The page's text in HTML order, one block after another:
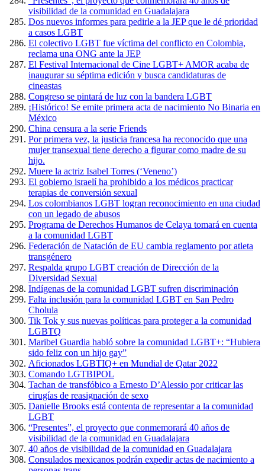
visibilidad de la comunidad en Guadalajara
Dos nuevos informes para pedirle a la JEP que le dé prioridad
a casos LGBT
El colectivo LGBT fue víctima del conflicto en Colombia,
reclama una ONG ante la JEP
El Festival Internacional de Cine LGBT+ AMOR acaba de
inaugurar su séptima edición y busca candidaturas de
cineastas
Congreso se pintará de luz con la bandera LGBT
¡Histórico! Se emite primera acta de nacimiento No Binaria en
México
China censura a la serie Friends
Por primera vez, la justicia francesa ha reconocido que una
mujer transexual tiene derecho a figurar como madre de su
hijo.
Muere la actriz Isabel Torres (‘Veneno’)
El gobierno israelí ha prohibido a los médicos practicar
terapias de conversión sexual
Los colombianos LGBT logran reconocimiento en una ciudad
con un legado de abusos
Programa de Derechos Humanos de Celaya tomará en cuenta
a la comunidad LGBT
Federación de Natación de EU cambia reglamento por atleta
transgénero
Respalda grupo LGBT creación de Dirección de la
Diversidad Sexual
Indígenas de la comunidad LGBT sufren discriminación
Falta inclusión para la comunidad LGBT en San Pedro
Cholula
Tik Tok y sus nuevas políticas para proteger a la comunidad
LGBTQ
Maribel Guardia habló sobre la comunidad LGBT+: “Hubiera
sido feliz con un hijo gay”
Aficionados LGBTIQ+ en Mundial de Qatar 2022
Comando LGTBIPOL
Tachan de transfóbico a Ernesto D’Alessio por criticar las
cirugías de reasignación de sexo
Danielle Brooks está contenta de representar a la comunidad
LGBT
“Presentes”, el proyecto que conmemorará 40 años de
visibilidad de la comunidad en Guadalajara
40 años de visibilidad de la comunidad en Guadalajara
Consulados mexicanos podrán expedir actas de nacimiento a